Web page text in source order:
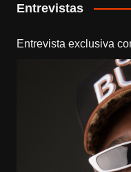
Entrevistas
Entrevista exclusiva